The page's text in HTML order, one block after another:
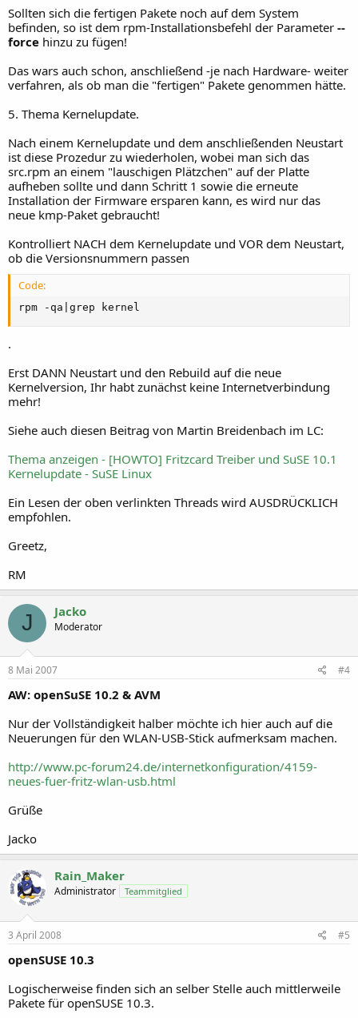
Sollten sich die fertigen Pakete noch auf dem System
befinden, so ist dem rpm-Installationsbefehl der Parameter --
force hinzu zu fügen!
Das wars auch schon, anschließend -je nach Hardware- weiter
verfahren, als ob man die "fertigen" Pakete genommen hätte.
5. Thema Kernelupdate.
Nach einem Kernelupdate und dem anschließenden Neustart
ist diese Prozedur zu wiederholen, wobei man sich das
src.rpm an einem "lauschigen Plätzchen" auf der Platte
aufheben sollte und dann Schritt 1 sowie die erneute
Installation der Firmware ersparen kann, es wird nur das
neue kmp-Paket gebraucht!
Kontrolliert NACH dem Kernelupdate und VOR dem Neustart,
ob die Versionsnummern passen
Code:
rpm -qa|grep kernel
.
Erst DANN Neustart und den Rebuild auf die neue
Kernelversion, Ihr habt zunächst keine Internetverbindung
mehr!
Siehe auch diesen Beitrag von Martin Breidenbach im LC:
Thema anzeigen - [HOWTO] Fritzcard Treiber und SuSE 10.1
Kernelupdate - SuSE Linux
Ein Lesen der oben verlinkten Threads wird AUSDRÜCKLICH
empfohlen.
Greetz,
RM
J Jacko
Moderator
8 Mai 2007 #4
AW: openSuSE 10.2 & AVM
Nur der Vollständigkeit halber möchte ich hier auch auf die
Neuerungen für den WLAN-USB-Stick aufmerksam machen.
http://www.pc-forum24.de/internetkonfiguration/4159-
neues-fuer-fritz-wlan-usb.html
Grüße
Jacko
Rain_Maker
Administrator Teammitglied
3 April 2008 #5
openSUSE 10.3
Logischerweise finden sich an selber Stelle auch mittlerweile
Pakete für openSUSE 10.3.